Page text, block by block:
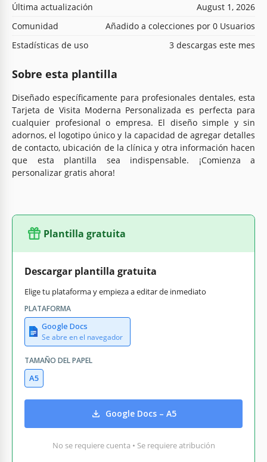
Última actualización
August 1, 2026
Comunidad
Añadido a colecciones por 0 Usuarios
Estadísticas de uso
3 descargas este mes
Sobre esta plantilla
Diseñado específicamente para profesionales dentales, esta
Tarjeta de Visita Moderna Personalizada es perfecta para
cualquier profesional o empresa. El diseño simple y sin
adornos, el logotipo único y la capacidad de agregar detalles
de contacto, ubicación de la clínica y otra información hacen
que esta plantilla sea indispensable. ¡Comienza a
personalizar gratis ahora!
Plantilla gratuita
Descargar plantilla gratuita
Elige tu plataforma y empieza a editar de inmediato
PLATAFORMA
Google Docs
Se abre en el navegador
TAMAÑO DEL PAPEL
A5
Google Docs – A5
No se requiere cuenta • Se requiere atribución